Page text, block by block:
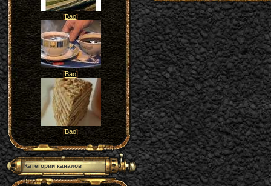
[Вао]
[Вао]
[Вао]
Категории каналов